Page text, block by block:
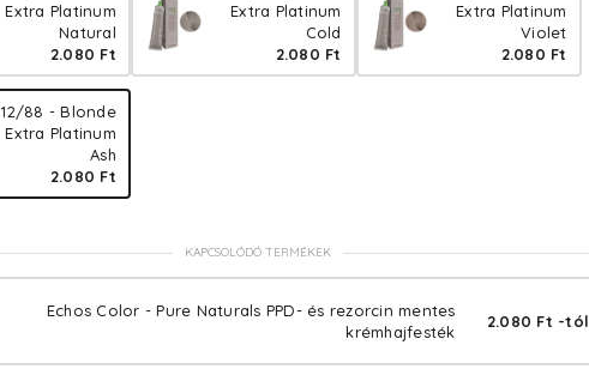
Extra Platinum
Natural
2.080 Ft
Extra Platinum
Cold
2.080 Ft
Extra Platinum
Violet
2.080 Ft
12/88 - Blonde
Extra Platinum
Ash
2.080 Ft
KAPCSOLÓDÓ TERMÉKEK
Echos Color - Pure Naturals PPD- és rezorcin mentes
krémhajfesték
2.080 Ft -tól